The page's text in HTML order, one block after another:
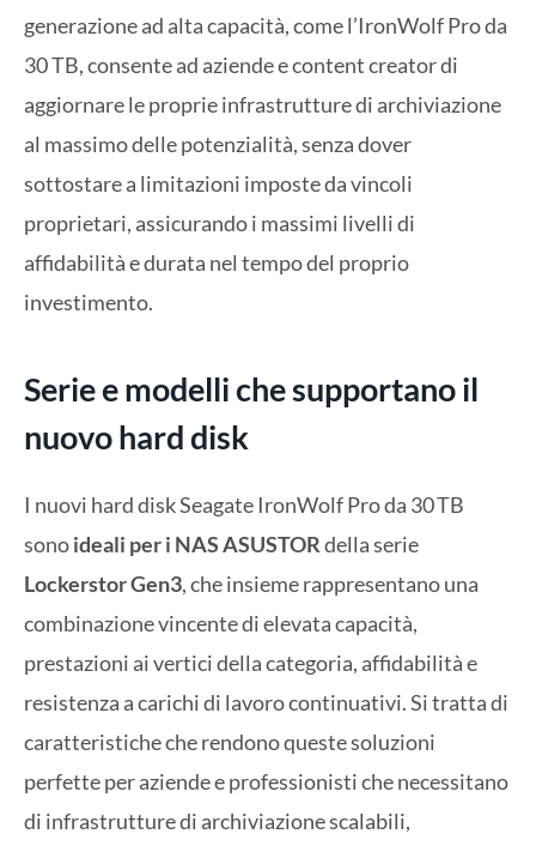
generazione ad alta capacità, come l’IronWolf Pro da
30 TB, consente ad aziende e content creator di
aggiornare le proprie infrastrutture di archiviazione
al massimo delle potenzialità, senza dover
sottostare a limitazioni imposte da vincoli
proprietari, assicurando i massimi livelli di
affidabilità e durata nel tempo del proprio
investimento.
Serie e modelli che supportano il
nuovo hard disk
I nuovi hard disk Seagate IronWolf Pro da 30 TB
sonoideali per i NAS ASUSTORdella serie
Lockerstor Gen3, che insieme rappresentano una
combinazione vincente di elevata capacità,
prestazioni ai vertici della categoria, affidabilità e
resistenza a carichi di lavoro continuativi. Si tratta di
caratteristiche che rendono queste soluzioni
perfette per aziende e professionisti che necessitano
di infrastrutture di archiviazione scalabili,